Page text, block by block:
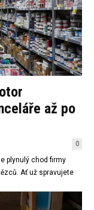
až po
0
plynulý chod firmy
Ať už spravujete